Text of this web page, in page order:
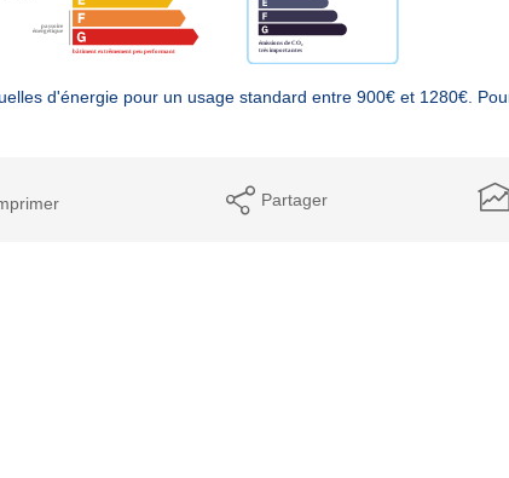
d'énergie pour un usage standard entre 900€ et 1280€.
Partager